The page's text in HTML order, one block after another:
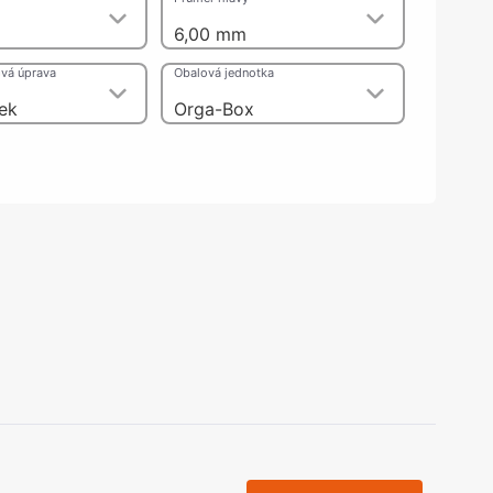
nohy, Nábytkové nohy a
nastavení
kování
kluzáky a kolečka
6,00 mm
úprava
Orga-Box
Obalová jednotka